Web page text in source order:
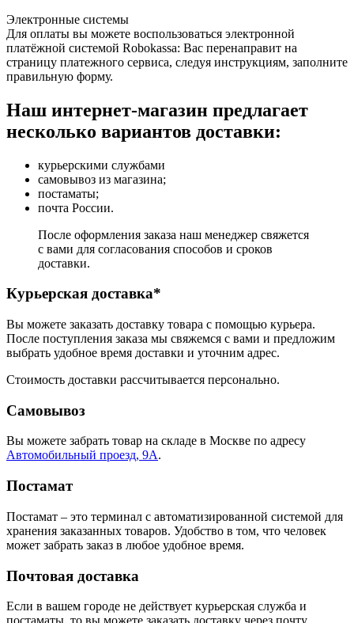
Электронные системы
Для оплаты вы можете воспользоваться электронной
платёжной системой Robokassa: Вас перенаправит на
страницу платежного сервиса, следуя инструкциям, заполните
правильную форму.
Наш интернет-магазин предлагает
несколько вариантов доставки:
курьерскими службами
самовывоз из магазина;
постаматы;
почта России.
После оформления заказа наш менеджер свяжется
с вами для согласования способов и сроков
доставки.
Курьерская доставка*
Вы можете заказать доставку товара с помощью курьера.
После поступления заказа мы свяжемся с вами и предложим
выбрать удобное время доставки и уточним адрес.
Стоимость доставки рассчитывается персонально.
Самовывоз
Вы можете забрать товар на складе в Москве по адресу
Автомобильный проезд, 9А.
Постамат
Постамат – это терминал с автоматизированной системой для
хранения заказанных товаров. Удобство в том, что человек
может забрать заказ в любое удобное время.
Почтовая доставка
Если в вашем городе не действует курьерская служба и